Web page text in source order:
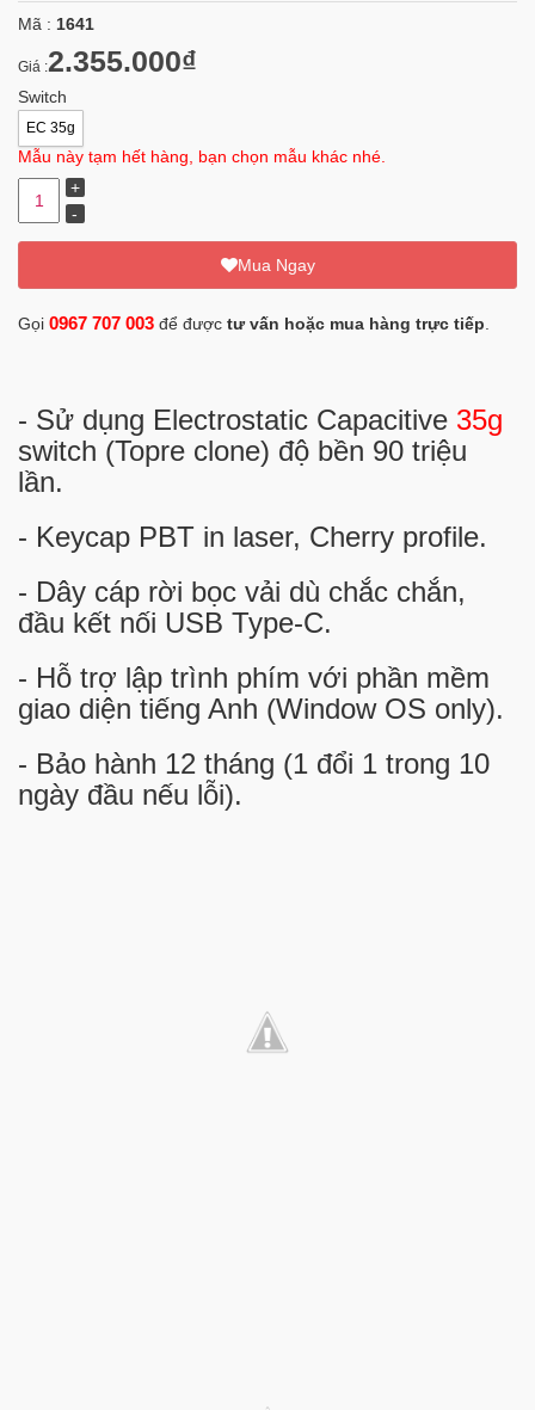
Mã : 1641
Giá :2.355.000₫
Switch
EC 35g
Mẫu này tạm hết hàng, bạn chọn mẫu khác nhé.
Mua Ngay
Gọi 0967 707 003 để được tư vấn hoặc mua hàng trực tiếp
- Sử dụng Electrostatic Capacitive 35g
switch (Topre clone) độ bền 90 triệu
lần.
- Keycap PBT in laser, Cherry profile.
- Dây cáp rời bọc vải dù chắc chắn,
đầu kết nối USB Type-C.
- Hỗ trợ lập trình phím với phần mềm
giao diện tiếng Anh (Window OS only).
- Bảo hành 12 tháng (1 đổi 1 trong 10
ngày đầu nếu lỗi).